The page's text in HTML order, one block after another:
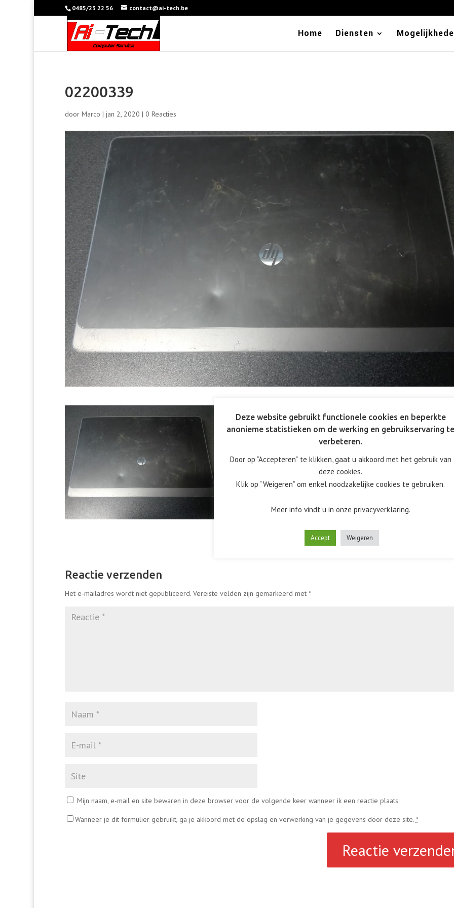
0485/23 22 56 contact@ai-tech.be
Home Diensten
02200339
door Marco | jan 2, 2020 | 0 Reacties
Reactie verzenden
Het e-mailadres wordt niet gepubliceerd. Vereiste velden zijn gemarkeerd met *
Mijn naam, e-mail en site bewaren in deze browser voor de volgende keer wanneer ik een reactie plaats.
Wanneer je dit formulier gebruikt, ga je akkoord met de opslag en verwerking van je gegevens door deze site. *
Deze website gebruikt functionele cookies en beperkte
anonieme statistieken om de werking en gebruikservaring te
verbeteren.
Door op “Accepteren” te klikken, gaat u akkoord met het gebruik van
deze cookies.
Klik op “Weigeren” om enkel noodzakelijke cookies te gebruiken.
Meer info vindt u in onze privacyverklaring.
Accept Weigeren